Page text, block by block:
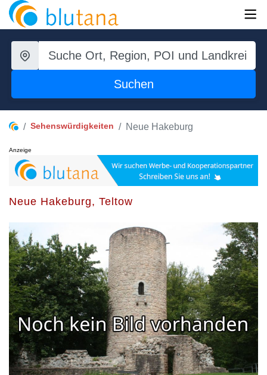
Suchen
Sehenswürdigkeiten Neue Hakeburg
Anzeige
Neue Hakeburg, Teltow